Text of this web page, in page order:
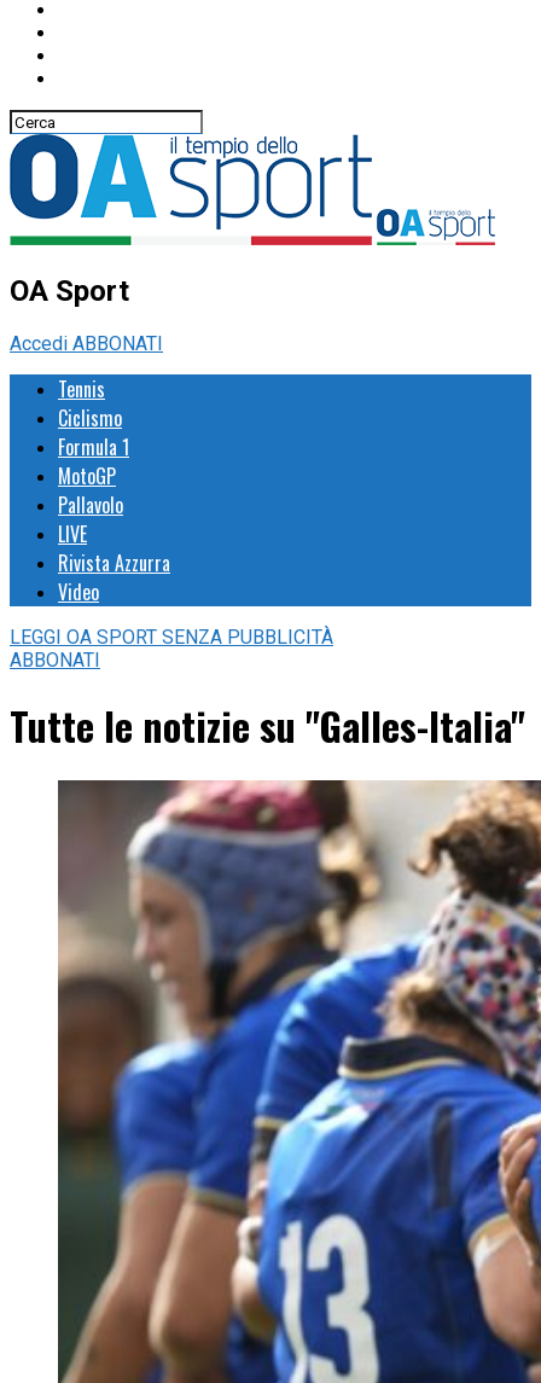
OA Sport
Accedi ABBONATI
Tennis
Ciclismo
Formula 1
MotoGP
Pallavolo
LIVE
Rivista Azzurra
Video
LEGGI OA SPORT SENZA PUBBLICITÀ
ABBONATI
Tutte le notizie su "Galles-Italia"